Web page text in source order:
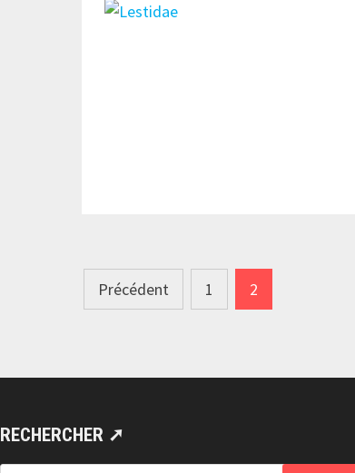
Pagination
des
Précédent 1 2
RECHERCHER ➚